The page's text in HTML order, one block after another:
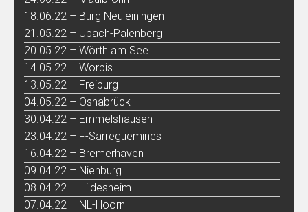
18.06.22 – Burg Neuleiningen
21.05.22 – Übach-Palenberg
20.05.22 – Wörth am See
14.05.22 – Worbis
13.05.22 – Freiburg
04.05.22 – Osnabrück
30.04.22 – Emmelshausen
23.04.22 – F-Sarreguemines
16.04.22 – Bremerhaven
09.04.22 – Nienburg
08.04.22 – Hildesheim
07.04.22 – NL-Hoorn